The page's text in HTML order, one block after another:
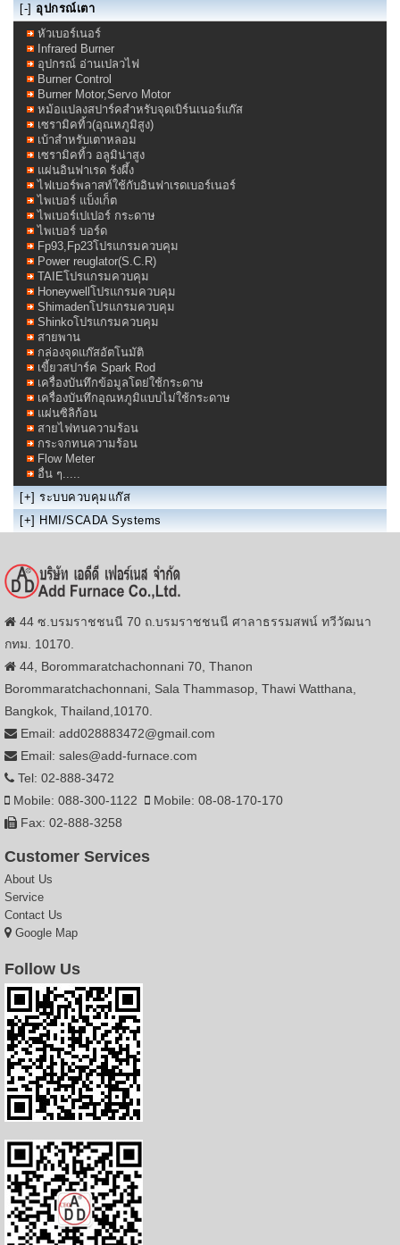
[-] อุปกรณ์เตา
หัวเบอร์เนอร์
Infrared Burner
อุปกรณ์ อ่านเปลวไฟ
Burner Control
Burner Motor,Servo Motor
หม้อแปลงสปาร์คสำหรับจุดเบิร์นเนอร์แก๊ส
เซรามิคทิ้ว(อุณหภูมิสูง)
เบ้าสำหรับเตาหลอม
เซรามิคทิ้ว อลูมิน่าสูง
แผ่นอินฟาเรด รังผึ้ง
ไฟเบอร์พลาสท์ใช้กับอินฟาเรดเบอร์เนอร์
ไพเบอร์ แบ็งเก็ต
ไพเบอร์เปเปอร์ กระดาษ
ไพเบอร์ บอร์ด
Fp93,Fp23โปรแกรมควบคุม
Power reuglator(S.C.R)
TAIEโปรแกรมควบคุม
Honeywellโปรแกรมควบคุม
Shimadenโปรแกรมควบคุม
Shinkoโปรแกรมควบคุม
สายพาน
กล่องจุดแก๊สอัตโนมัติ
เขี้ยวสปาร์ค Spark Rod
เครื่องบันทึกข้อมูลโดย่ใช้กระดาษ
เครื่องบันทึกอุณหภูมิแบบไม่ใช้กระดาษ
แผ่นซิลิก้อน
สายไฟทนความร้อน
กระจกทนความร้อน
Flow Meter
อื่น ๆ.....
[+] ระบบควบคุมแก๊ส
[+] HMI/SCADA Systems
44 ซ.บรมราชชนนี 70 ถ.บรมราชชนนี ศาลาธรรมสพน์ ทวีวัฒนา
กทม. 10170.
44, Borommaratchachonnani 70, Thanon
Borommaratchachonnani, Sala Thammasop, Thawi Watthana,
Bangkok, Thailand,10170.
Email: add028883472@gmail.com
Email: sales@add-furnace.com
Tel: 02-888-3472
Mobile: 088-300-1122
Mobile: 08-08-170-170
Fax: 02-888-3258
Customer Services
About Us
Service
Contact Us
Google Map
Follow Us